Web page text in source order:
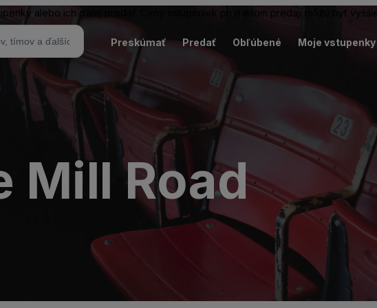
alebo ich ďalej predať. Ceny vstupeniek pri ďalšom predaji môžu byť
Preskúmať Predať Obľúbené Moje vstupenky
Mill Road